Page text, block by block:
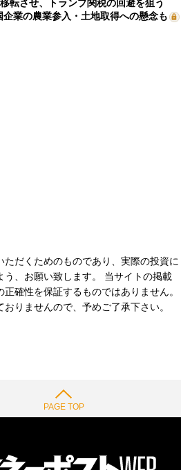
転させ、トランプ関税の回避を狙う
業の農業参入・土地取得への懸念も
だくためのものであり、実際の投資に
、お願い致します。 当サイトの掲載
確性を保証するものではありません。
りませんので、予めご了承下さい。
PAGE TOP